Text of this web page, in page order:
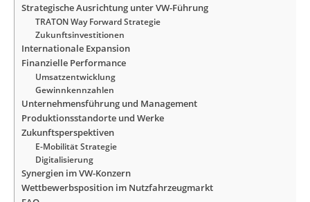
Strategische Ausrichtung unter VW-Führung
TRATON Way Forward Strategie
Zukunftsinvestitionen
Internationale Expansion
Finanzielle Performance
Umsatzentwicklung
Gewinnkennzahlen
Unternehmensführung und Management
Produktionsstandorte und Werke
Zukunftsperspektiven
E-Mobilität Strategie
Digitalisierung
Synergien im VW-Konzern
Wettbewerbsposition im Nutzfahrzeugmarkt